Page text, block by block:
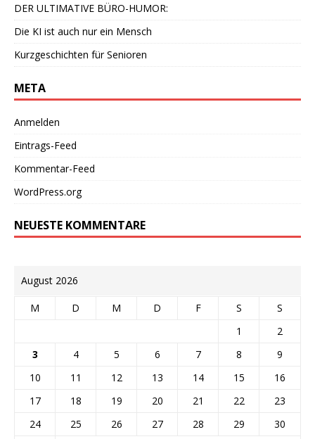
DER ULTIMATIVE BÜRO-HUMOR:
Die KI ist auch nur ein Mensch
Kurzgeschichten für Senioren
META
Anmelden
Eintrags-Feed
Kommentar-Feed
WordPress.org
NEUESTE KOMMENTARE
August 2026
M D M D F S
S
1
2
3
4 5 6 7 8
9
10
11 12 13 14 15
16
17
18 19 20 21 22
23
24
25 26 27 28 29
30